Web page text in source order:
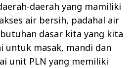
daerah yang mamiliki
air bersih, padahal air
dasar kita yang kita
untuk masak, mandi dan
unit PLN yang memiliki